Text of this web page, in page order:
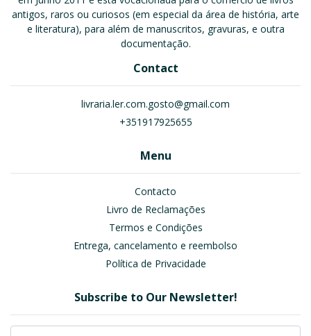
antigos, raros ou curiosos (em especial da área de história, arte
e literatura), para além de manuscritos, gravuras, e outra
documentação.
Contact
livraria.ler.com.gosto@gmail.com
+351917925655
Menu
Contacto
Livro de Reclamações
Termos e Condições
Entrega, cancelamento e reembolso
Política de Privacidade
Subscribe to Our Newsletter!